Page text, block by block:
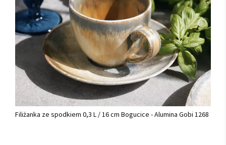
Filiżanka ze spodkiem 0,3 L / 16 cm Bogucice - Alumina Gobi 1268